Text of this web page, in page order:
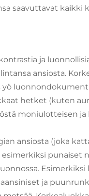
saavuttavat kaikki
ja
ansiosta.
hetket (kuten
moniulotteisen
ansiosta (joka
punaiset
Esimerkiksi
ja